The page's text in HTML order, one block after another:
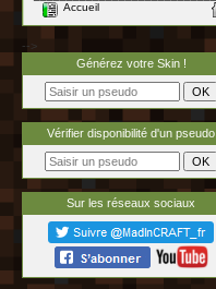
Accueil
-->
Générez votre Skin !
Vérifier disponibilité d'un pseudo
Sur les réseaux sociaux